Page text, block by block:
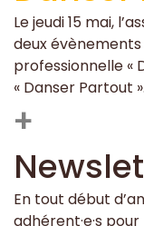
Le jeudi 15 mai,
deux
professionnelle «
« Danser Partout ».
+
En tout début
adhérent·e·s